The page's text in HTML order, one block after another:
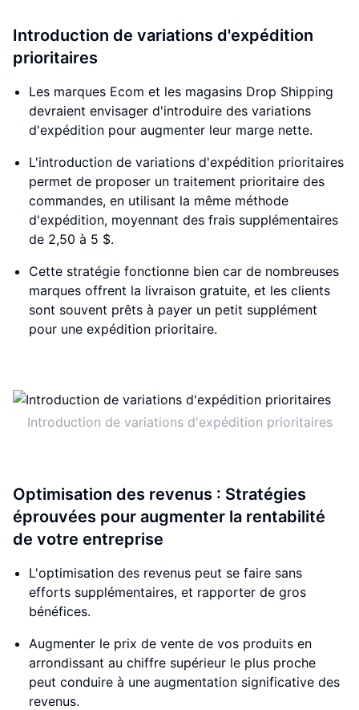
Introduction de variations d'expédition
prioritaires
Les marques Ecom et les magasins Drop Shipping
devraient envisager d'introduire des variations
d'expédition pour augmenter leur marge nette.
L'introduction de variations d'expédition prioritaires
permet de proposer un traitement prioritaire des
commandes, en utilisant la même méthode
d'expédition, moyennant des frais supplémentaires
de 2,50 à 5 $.
Cette stratégie fonctionne bien car de nombreuses
marques offrent la livraison gratuite, et les clients
sont souvent prêts à payer un petit supplément
pour une expédition prioritaire.
Introduction de variations d'expédition prioritaires
Optimisation des revenus : Stratégies
éprouvées pour augmenter la rentabilité
de votre entreprise
L'optimisation des revenus peut se faire sans
efforts supplémentaires, et rapporter de gros
bénéfices.
Augmenter le prix de vente de vos produits en
arrondissant au chiffre supérieur le plus proche
peut conduire à une augmentation significative des
revenus.